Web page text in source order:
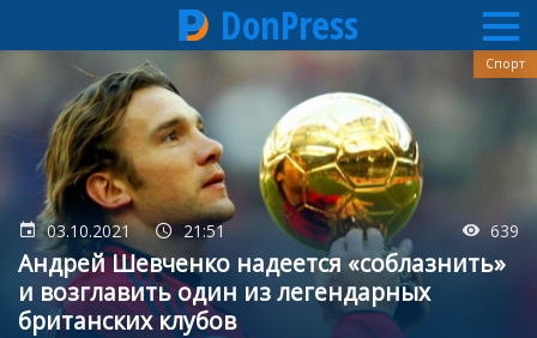
Перейти
основному
содержанию
DonPress
03.10.2021 21:51 639
Андрей Шевченко надеется «соблазнить»
и возглавить один из легендарных
британских клубов
Спорт